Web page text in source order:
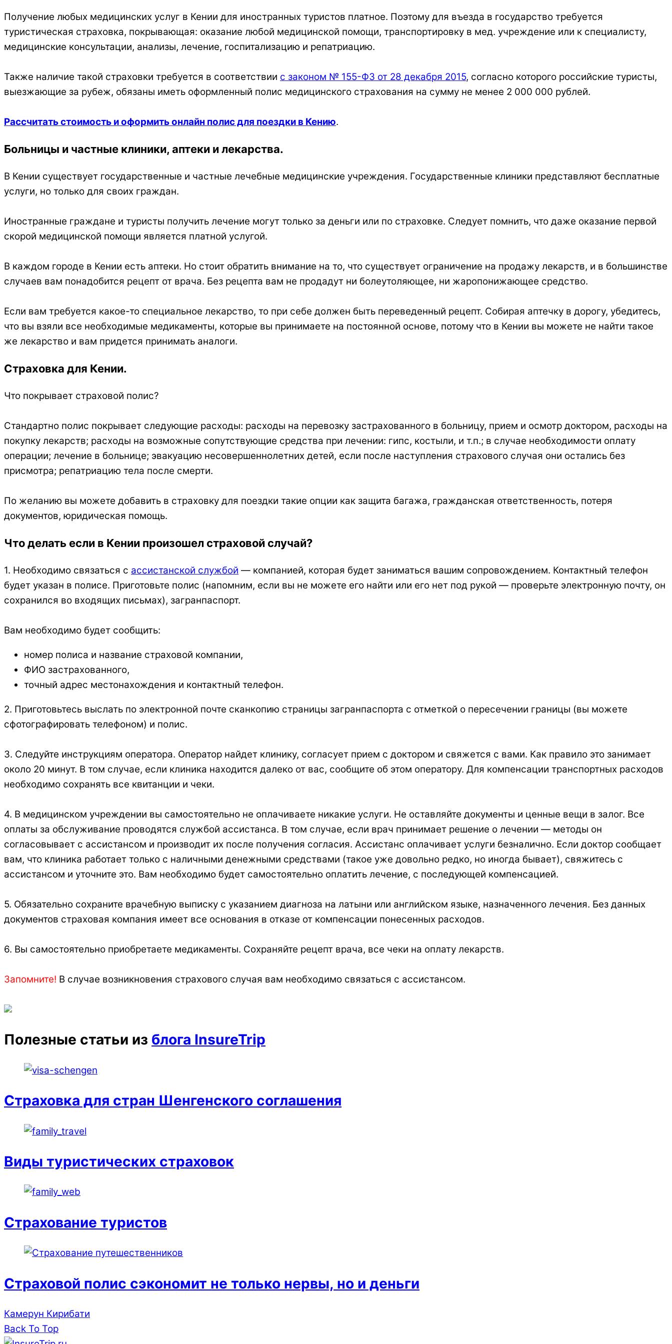
Получение любых медицинских услуг в Кении для иностранных туристов платное. Поэтому для въезда в государство требуется
туристическая страховка, покрывающая: оказание любой медицинской помощи, транспортировку в мед. учреждение или к специалисту,
медицинские консультации, анализы, лечение, госпитализацию и репатриацию.
Также наличие такой страховки требуется в соответствии с законом № 155-ФЗ от 28 декабря 2015, согласно которого российские туристы,
выезжающие за рубеж, обязаны иметь оформленный полис медицинского страхования на сумму не менее 2 000 000 рублей.
Рассчитать стоимость и оформить онлайн полис для поездки в Кению.
Больницы и частные клиники, аптеки и лекарства.
В Кении существует государственные и частные лечебные медицинские учреждения. Государственные клиники представляют бесплатные
услуги, но только для своих граждан.
Иностранные граждане и туристы получить лечение могут только за деньги или по страховке. Следует помнить, что даже оказание первой
скорой медицинской помощи является платной услугой.
В каждом городе в Кении есть аптеки. Но стоит обратить внимание на то, что существует ограничение на продажу лекарств, и в большинстве
случаев вам понадобится рецепт от врача. Без рецепта вам не продадут ни болеутоляющее, ни жаропонижающее средство.
Если вам требуется какое-то специальное лекарство, то при себе должен быть переведенный рецепт. Собирая аптечку в дорогу, убедитесь,
что вы взяли все необходимые медикаменты, которые вы принимаете на постоянной основе, потому что в Кении вы можете не найти такое
же лекарство и вам придется принимать аналоги.
Страховка для Кении.
Что покрывает страховой полис?
Стандартно полис покрывает следующие расходы: расходы на перевозку застрахованного в больницу, прием и осмотр доктором, расходы на
покупку лекарств; расходы на возможные сопутствующие средства при лечении: гипс, костыли, и т.п.; в случае необходимости оплату
операции; лечение в больнице; эвакуацию несовершеннолетних детей, если после наступления страхового случая они остались без
присмотра; репатриацию тела после смерти.
По желанию вы можете добавить в страховку для поездки такие опции как защита багажа, гражданская ответственность, потеря
документов, юридическая помощь.
Что делать если в Кении произошел страховой случай?
1. Необходимо связаться с ассистанской службой — компанией, которая будет заниматься вашим сопровождением. Контактный телефон
будет указан в полисе. Приготовьте полис (напомним, если вы не можете его найти или его нет под рукой — проверьте электронную почту, он
сохранился во входящих письмах), загранпаспорт.
Вам необходимо будет сообщить:
номер полиса и название страховой компании,
ФИО застрахованного,
точный адрес местонахождения и контактный телефон.
2. Приготовьтесь выслать по электронной почте сканкопию страницы загранпаспорта с отметкой о пересечении границы (вы можете
сфотографировать телефоном) и полис.
3. Следуйте инструкциям оператора. Оператор найдет клинику, согласует прием с доктором и свяжется с вами. Как правило это занимает
около 20 минут. В том случае, если клиника находится далеко от вас, сообщите об этом оператору. Для компенсации транспортных расходов
необходимо сохранять все квитанции и чеки.
4. В медицинском учреждении вы самостоятельно не оплачиваете никакие услуги. Не оставляйте документы и ценные вещи в залог. Все
оплаты за обслуживание проводятся службой ассистанса. В том случае, если врач принимает решение о лечении — методы он
согласовывает с ассистансом и производит их после получения согласия. Ассистанс оплачивает услуги безналично. Если доктор сообщает
вам, что клиника работает только с наличными денежными средствами (такое уже довольно редко, но иногда бывает), свяжитесь с
ассистансом и уточните это. Вам необходимо будет самостоятельно оплатить лечение, с последующей компенсацией.
5. Обязательно сохраните врачебную выписку с указанием диагноза на латыни или английском языке, назначенного лечения. Без данных
документов страховая компания имеет все основания в отказе от компенсации понесенных расходов.
6. Вы самостоятельно приобретаете медикаменты. Сохраняйте рецепт врача, все чеки на оплату лекарств.
Запомните! В случае возникновения страхового случая вам необходимо связаться с ассистансом.
Полезные статьи из блога InsureTrip
Страховка для стран Шенгенского соглашения
Виды туристических страховок
Страхование туристов
Страховой полис сэкономит не только нервы, но и деньги
Камерун Кирибати
Back To Top